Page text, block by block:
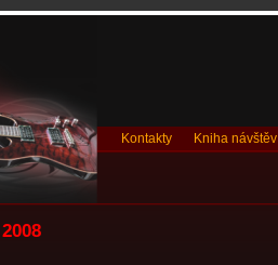
2008
Kontakty Kniha návštěv